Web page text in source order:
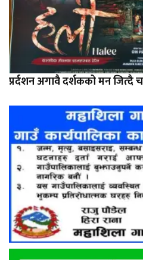
प्रर्दशन अगावै दर्शकको मन जित्दै